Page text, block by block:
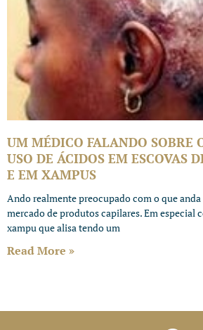
UM MÉDICO FALANDO SOBRE
USO DE ÁCIDOS EM ESCOVAS
E EM XAMPUS
Ando realmente preocupado com o que
mercado de produtos capilares. Em especial
xampu que alisa tendo um
Read More »